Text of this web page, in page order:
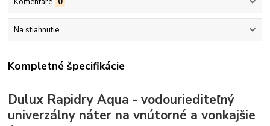
Na stiahnutie
Kompletné špecifikácie
Dulux Rapidry Aqua - vodouriediteľný
univerzálny náter na vnútorné a vonkajšie